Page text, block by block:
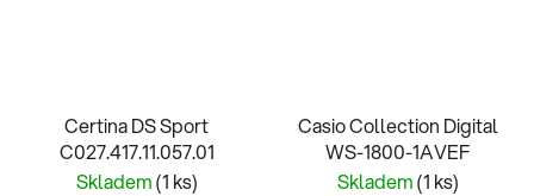
Certina DS Sport
C027.417.11.057.01
Skladem(1 ks)
Casio Collection Digital
WS-1800-1AVEF
Skladem(1 ks)